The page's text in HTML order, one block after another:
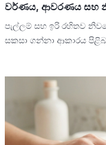
වර්ණය, ආවරණය සහ
පැල්ලම් සහ ඉරි රහිතව
සකසා ගන්නා ආකාරය